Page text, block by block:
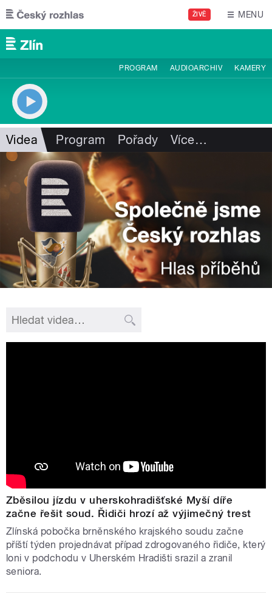
Přejít k hlavnímu obsahu
ŽIVĚ MENU
PROGRAM AUDIOARCHIV KAMERY
Videa Program Pořady Více…
Zběsilou jízdu v uherskohradišťské Myší díře
začne řešit soud. Řidiči hrozí až výjimečný trest
Zlínská pobočka brněnského krajského soudu začne
příští týden projednávat případ zdrogovaného řidiče, který
loni v podchodu v Uherském Hradišti srazil a zranil
seniora.